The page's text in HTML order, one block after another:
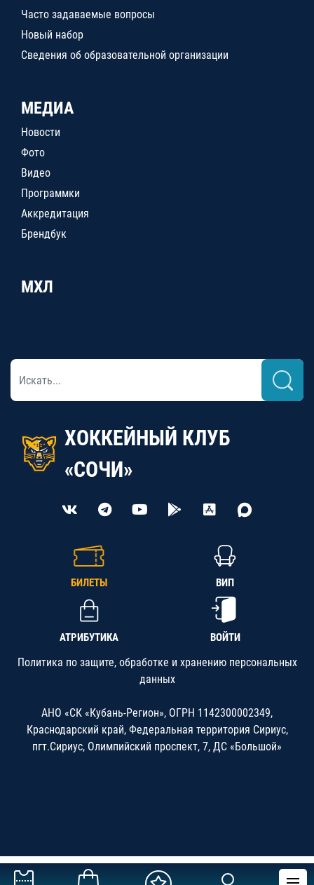
Часто задаваемые вопросы
Новый набор
Сведения об образовательной организации
МЕДИА
Новости
Фото
Видео
Программки
Аккредитация
Брендбук
МХЛ
ХОККЕЙНЫЙ КЛУБ
«СОЧИ»
БИЛЕТЫ ВИП
АТРИБУТИКА ВОЙТИ
Политика по защите, обработке и хранению персональных
данных
АНО «СК «Кубань-Регион», ОГРН 1142300002349,
Краснодарский край, Федеральная территория Сириус,
пгт.Сириус, Олимпийский проспект, 7, ДС «Большой»